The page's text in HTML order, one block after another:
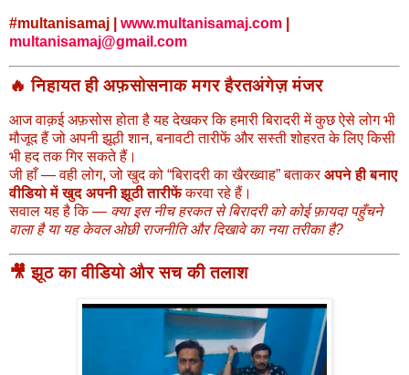
#multanisamaj | www.multanisamaj.com
multanisamaj@gmail.com
🔥 निहायत ही अफ़सोसनाक मगर हैरतअंगेज़ मंजर
आज वाक़ई अफ़सोस होता है यह देखकर कि हमारी बिरादरी में कुछ ऐसे लोग भी
मौजूद हैं जो अपनी झूठी शान, बनावटी तारीफें और सस्ती शोहरत के लिए किसी
भी हद तक गिर सकते हैं।
जी हाँ — वही लोग, जो खुद को “बिरादरी का खैरख्वाह” बताकरअपने ही बनाए
वीडियो में खुद अपनी झूठी तारीफेंकरवा रहे हैं।
सवाल यह है कि — क्या इस नीच हरकत से बिरादरी को कोई फ़ायदा पहुँचने
वाला है या यह केवल ओछी राजनीति और दिखावे का नया तरीका है?
🎥 झूठ का वीडियो और सच की तलाश